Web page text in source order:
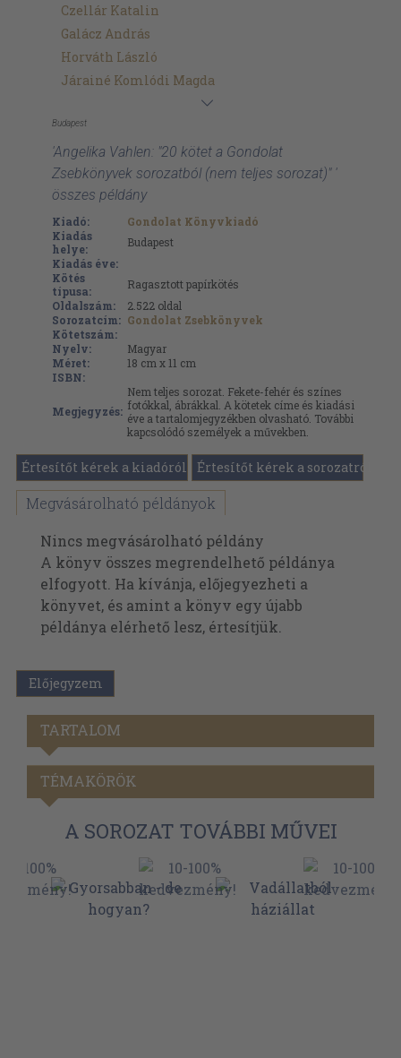
Czellár Katalin
Galácz András
Horváth László
Járainé Komlódi Magda
Budapest
'Angelika Vahlen: "20 kötet a Gondolat
Zsebkönyvek sorozatból (nem teljes sorozat)" '
összes példány
Kiadó:
Gondolat Könyvkiadó
Kiadás
helye:
Budapest
Kiadás éve:
Kötés
típusa:
Ragasztott papírkötés
Oldalszám:
2.522 oldal
Sorozatcím: Gondolat Zsebkönyvek
Kötetszám:
Nyelv:
Magyar
Méret:
18 cm x 11 cm
ISBN:
Megjegyzés:
Nem teljes sorozat. Fekete-fehér és színes
fotókkal, ábrákkal. A kötetek címe és kiadási
éve a tartalomjegyzékben olvasható. További
kapcsolódó személyek a művekben.
Értesítőt kérek a kiadóról Értesítőt kérek a sorozatról
Megvásárolható példányok
Nincs megvásárolható példány
A könyv összes megrendelhető példánya
elfogyott. Ha kívánja, előjegyezheti a
könyvet, és amint a könyv egy újabb
példánya elérhető lesz, értesítjük.
Előjegyzem
TARTALOM
TÉMAKÖRÖK
A SOROZAT TOVÁBBI MŰVEI